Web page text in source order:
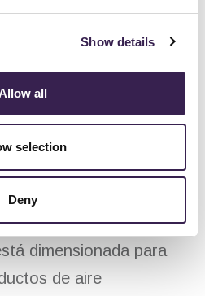
Show details
all
selection
Deny
automática de
y el
las UDC en el
tras el control
y la lectura del
dimensionada para
de aire